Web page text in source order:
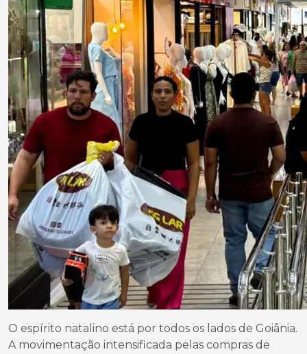
O espírito natalino está por todos os lados de Goiânia.
A movimentação intensificada pelas compras de